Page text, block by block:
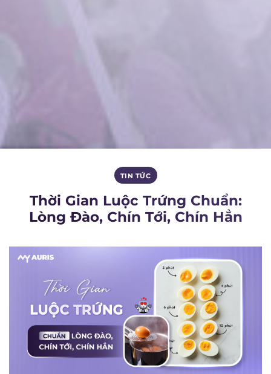
TIN TỨC
Thời Gian Luộc Trứng Chuẩn:
Lòng Đào, Chín Tới, Chín Hẳn